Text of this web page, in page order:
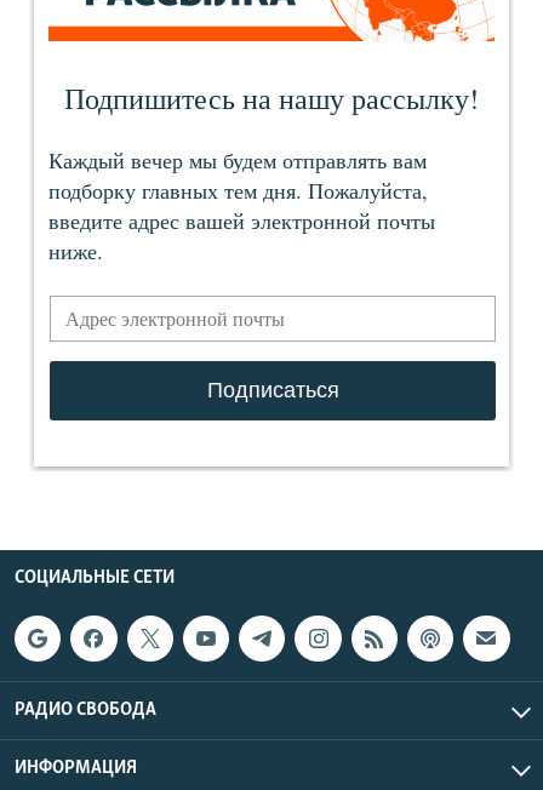
СОЦИАЛЬНЫЕ СЕТИ
РАДИО СВОБОДА
ИНФОРМАЦИЯ